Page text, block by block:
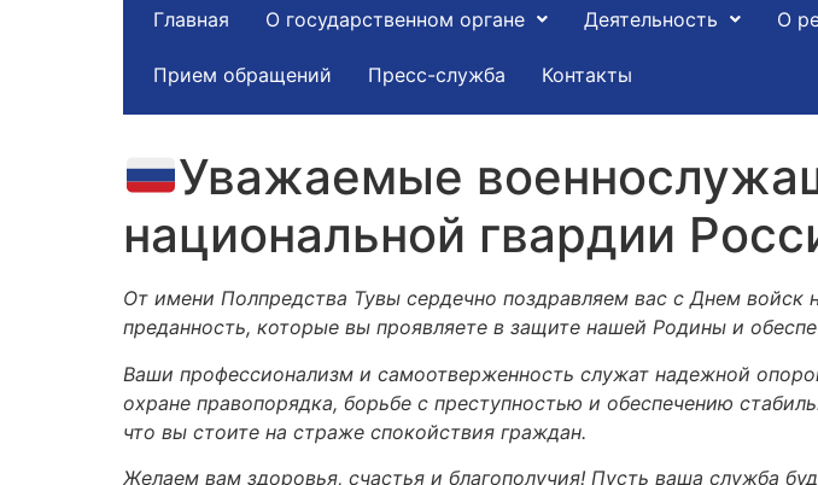
Главная О государственном органе Деятельность О
Прием обращений Пресс-служба Контакты
Уважаемые
национальной гвардии
От имени Полпредства Тувы сердечно поздравляем вас с Днем
преданность, которые вы проявляете в защите нашей Родины и
Ваши профессионализм и самоотверженность служат надежной
охране правопорядка, борьбе с преступностью и обеспечению
что вы стоите на страже спокойствия граждан.
Желаем вам здоровья, счастья и благополучия! Пусть ваша служба